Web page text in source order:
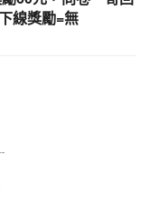
線獎勵=無